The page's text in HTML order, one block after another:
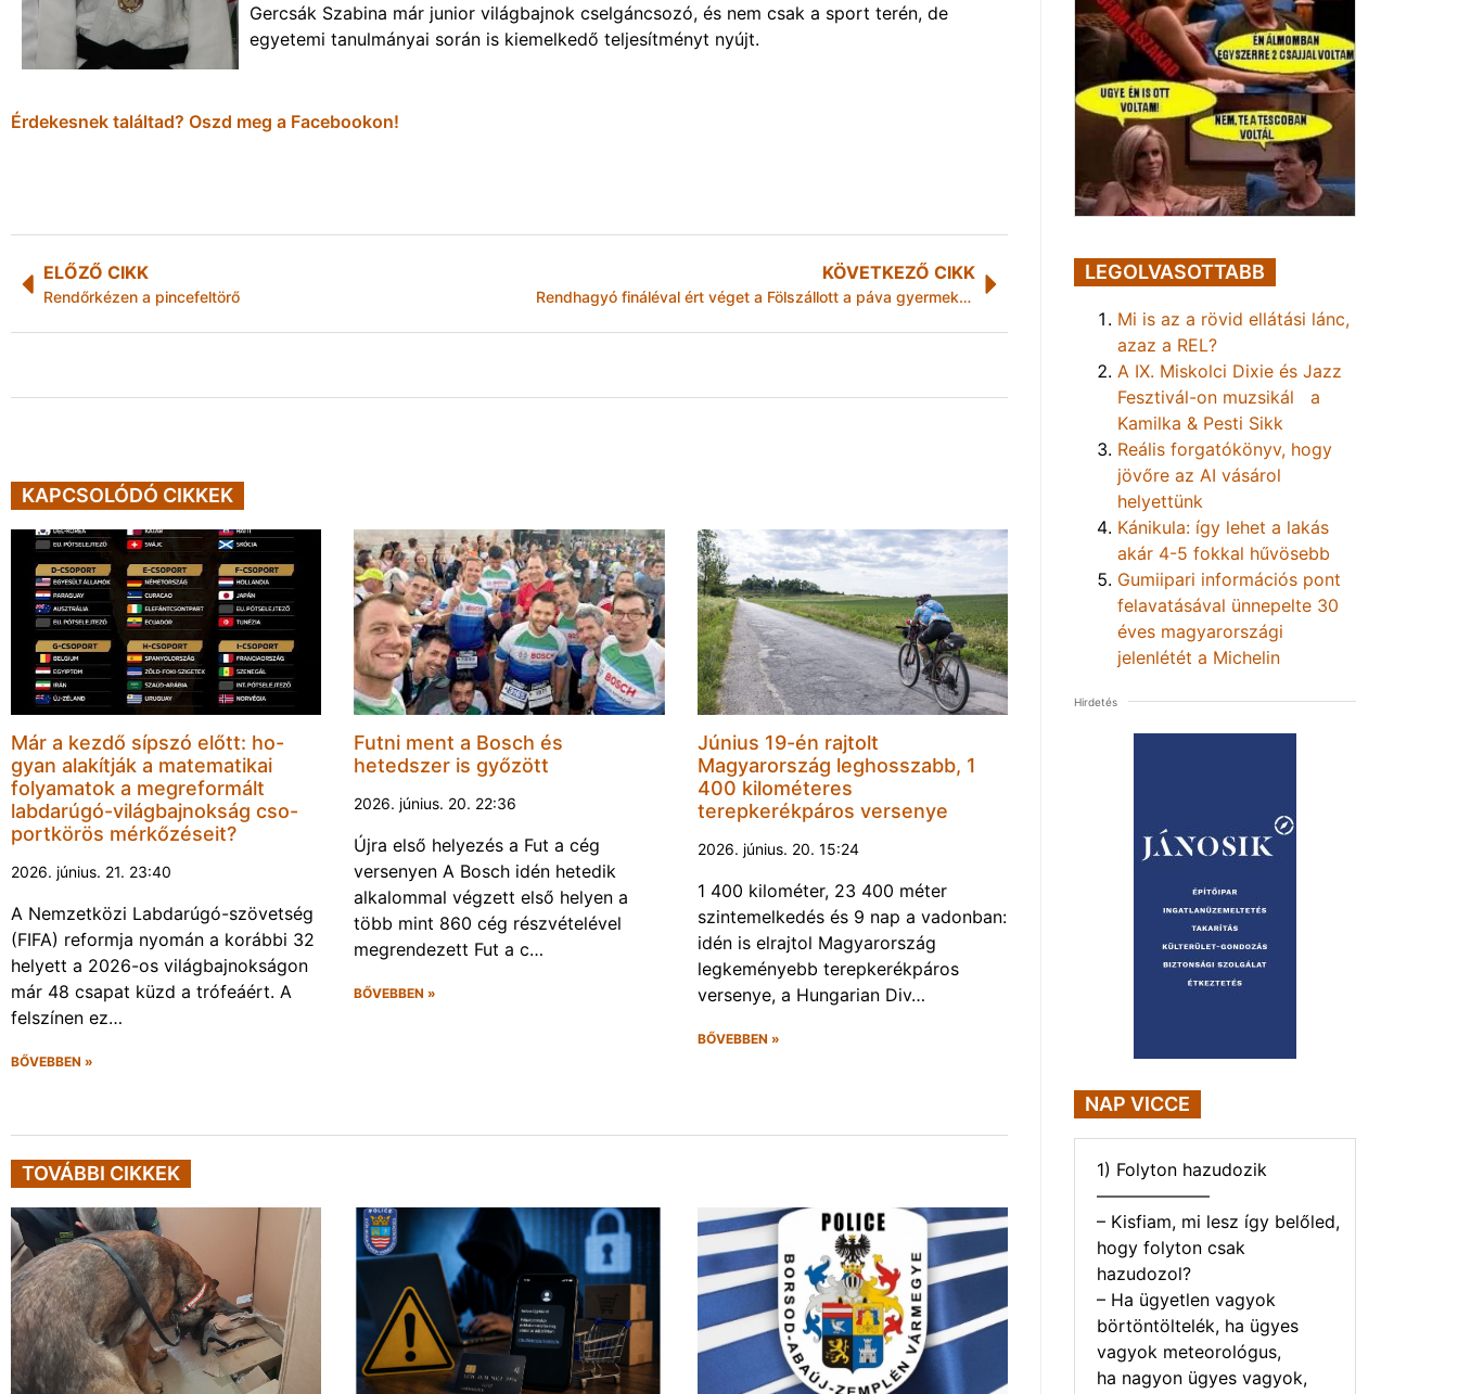
Gercsák Szabina már junior világbajnok cselgáncsozó, és nem csak a sport terén, de
egyetemi tanulmányai során is kiemelkedő teljesítményt nyújt.
Érdekesnek találtad? Oszd meg a Facebookon!
ELŐZŐ CIKK
Rendőrkézen a pincefeltörő
KÖVETKEZŐ CIKK
Rendhagyó fináléval ért véget a Fölszállott a páva gyermekkiadása
KAPCSOLÓDÓ CIKKEK
Már a kezdő sípszó előtt: ho-
gyan alakítják a matematikai
folyamatok a megreformált
labdarúgó-világbajnokság cso-
portkörös mérkőzéseit?
2026. június. 21. 23:40
A Nemzetközi Labdarúgó-szövetség
(FIFA) reformja nyomán a korábbi 32
helyett a 2026-os világbajnokságon
már 48 csapat küzd a trófeáért. A
felszínen ez…
BŐVEBBEN »
Futni ment a Bosch és
hetedszer is győzött
2026. június. 20. 22:36
Újra első helyezés a Fut a cég
versenyen A Bosch idén hetedik
alkalommal végzett első helyen a
több mint 860 cég részvételével
megrendezett Fut a c…
BŐVEBBEN »
Június 19-én rajtolt
Magyarország leghosszabb, 1
400 kilométeres
terepkerékpáros versenye
2026. június. 20. 15:24
1 400 kilométer, 23 400 méter
szintemelkedés és 9 nap a vadonban:
idén is elrajtol Magyarország
legkeményebb terepkerékpáros
versenye, a Hungarian Div…
BŐVEBBEN »
TOVÁBBI CIKKEK
LEGOLVASOTTABB
Mi is az a rövid ellátási lánc,
azaz a REL?
A IX. Miskolci Dixie és Jazz
Fesztivál-on muzsikál a
Kamilka & Pesti Sikk
Reális forgatókönyv, hogy
jövőre az AI vásárol
helyettünk
Kánikula: így lehet a lakás
akár 4-5 fokkal hűvösebb
Gumiipari információs pont
felavatásával ünnepelte 30
éves magyarországi
jelenlétét a Michelin
Hirdetés
NAP VICCE
1) Folyton hazudozik
——————–
– Kisfiam, mi lesz így belőled,
hogy folyton csak
hazudozol?
– Ha ügyetlen vagyok
börtöntöltelék, ha ügyes
vagyok meteorológus,
ha nagyon ügyes vagyok,